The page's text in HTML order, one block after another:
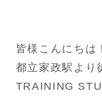
皆様こんにちは！
都立家政駅より
TRAINING